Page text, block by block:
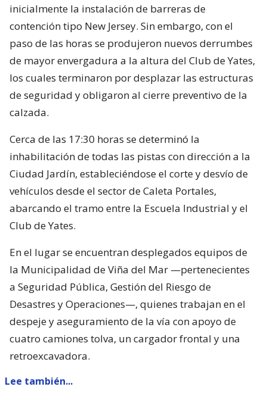
inicialmente la instalación de barreras de
contención tipo New Jersey. Sin embargo, con el
paso de las horas se produjeron nuevos derrumbes
de mayor envergadura a la altura del Club de Yates,
los cuales terminaron por desplazar las estructuras
de seguridad y obligaron al cierre preventivo de la
calzada.
Cerca de las 17:30 horas se determinó la
inhabilitación de todas las pistas con dirección a la
Ciudad Jardín, estableciéndose el corte y desvío de
vehículos desde el sector de Caleta Portales,
abarcando el tramo entre la Escuela Industrial y el
Club de Yates.
En el lugar se encuentran desplegados equipos de
la Municipalidad de Viña del Mar —pertenecientes
a Seguridad Pública, Gestión del Riesgo de
Desastres y Operaciones—, quienes trabajan en el
despeje y aseguramiento de la vía con apoyo de
cuatro camiones tolva, un cargador frontal y una
retroexcavadora.
Lee también...